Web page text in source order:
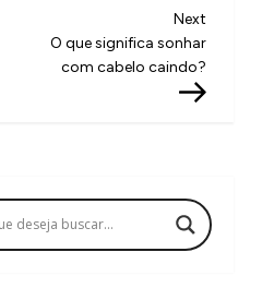
Next
Post
Next
O que significa sonhar
com cabelo caindo?